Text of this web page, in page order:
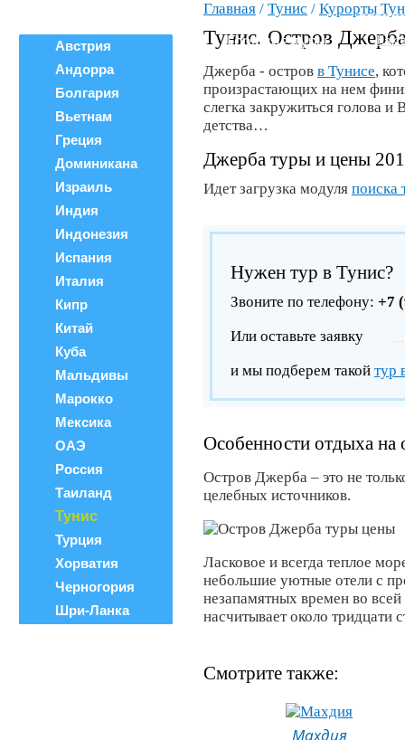
Поиск тура
Горящие туры
Как
Австрия
Андорра
Болгария
Вьетнам
Греция
Доминикана
Израиль
Индия
Индонезия
Испания
Италия
Кипр
Китай
Куба
Мальдивы
Марокко
Мексика
ОАЭ
Россия
Таиланд
Тунис
Турция
Хорватия
Черногория
Шри-Ланка
Главная / Тунис / Курорты
Тунис. Остров
Джерба - остров в Тунисе,
произрастающих на нем
слегка закружиться голова
детства…
Джерба туры и цены
Идет загрузка модуля поиска
Нужен тур в Тунис?
Звоните по телефону: +7
Или оставьте заявку
и мы подберем такой тур
Особенности отдыха
Остров Джерба – это не
целебных источников.
Ласковое и всегда теплое
небольшие уютные отели с
незапамятных времен во
насчитывает около тридцати
Смотрите также:
Махдия